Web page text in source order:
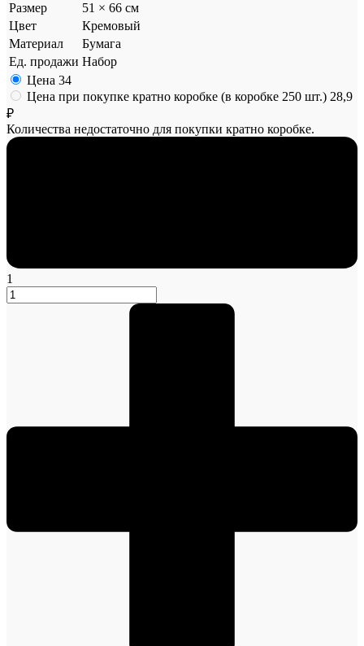
Размер
51 × 66 см
Цвет
Кремовый
Материал
Бумага
Ед. продажи Набор
Цена 34
Цена при покупке кратно коробке (в коробке 250 шт.) 28,9
₽
Количества недостаточно для покупки кратно коробке.
1